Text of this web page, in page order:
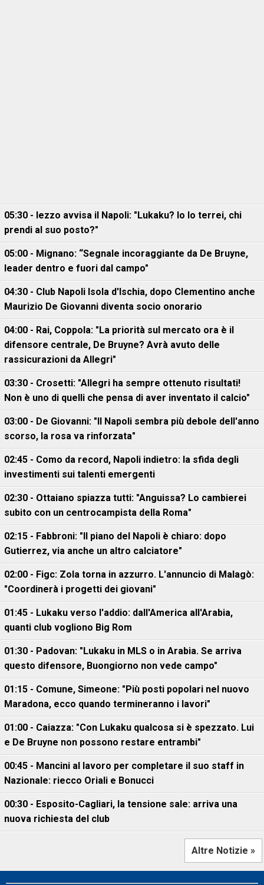
05:30 - Iezzo avvisa il Napoli: "Lukaku? Io lo terrei, chi
prendi al suo posto?"
05:00 - Mignano: “Segnale incoraggiante da De Bruyne,
leader dentro e fuori dal campo"
04:30 - Club Napoli Isola d'Ischia, dopo Clementino anche
Maurizio De Giovanni diventa socio onorario
04:00 - Rai, Coppola: "La priorità sul mercato ora è il
difensore centrale, De Bruyne? Avrà avuto delle
rassicurazioni da Allegri"
03:30 - Crosetti: "Allegri ha sempre ottenuto risultati!
Non è uno di quelli che pensa di aver inventato il calcio"
03:00 - De Giovanni: "Il Napoli sembra più debole dell'anno
scorso, la rosa va rinforzata"
02:45 - Como da record, Napoli indietro: la sfida degli
investimenti sui talenti emergenti
02:30 - Ottaiano spiazza tutti: "Anguissa? Lo cambierei
subito con un centrocampista della Roma"
02:15 - Fabbroni: "Il piano del Napoli è chiaro: dopo
Gutierrez, via anche un altro calciatore"
02:00 - Figc: Zola torna in azzurro. L'annuncio di Malagò:
"Coordinerà i progetti dei giovani"
01:45 - Lukaku verso l'addio: dall'America all'Arabia,
quanti club vogliono Big Rom
01:30 - Padovan: "Lukaku in MLS o in Arabia. Se arriva
questo difensore, Buongiorno non vede campo"
01:15 - Comune, Simeone: "Più posti popolari nel nuovo
Maradona, ecco quando termineranno i lavori"
01:00 - Caiazza: "Con Lukaku qualcosa si è spezzato. Lui
e De Bruyne non possono restare entrambi"
00:45 - Mancini al lavoro per completare il suo staff in
Nazionale: riecco Oriali e Bonucci
00:30 - Esposito-Cagliari, la tensione sale: arriva una
nuova richiesta del club
Altre Notizie »